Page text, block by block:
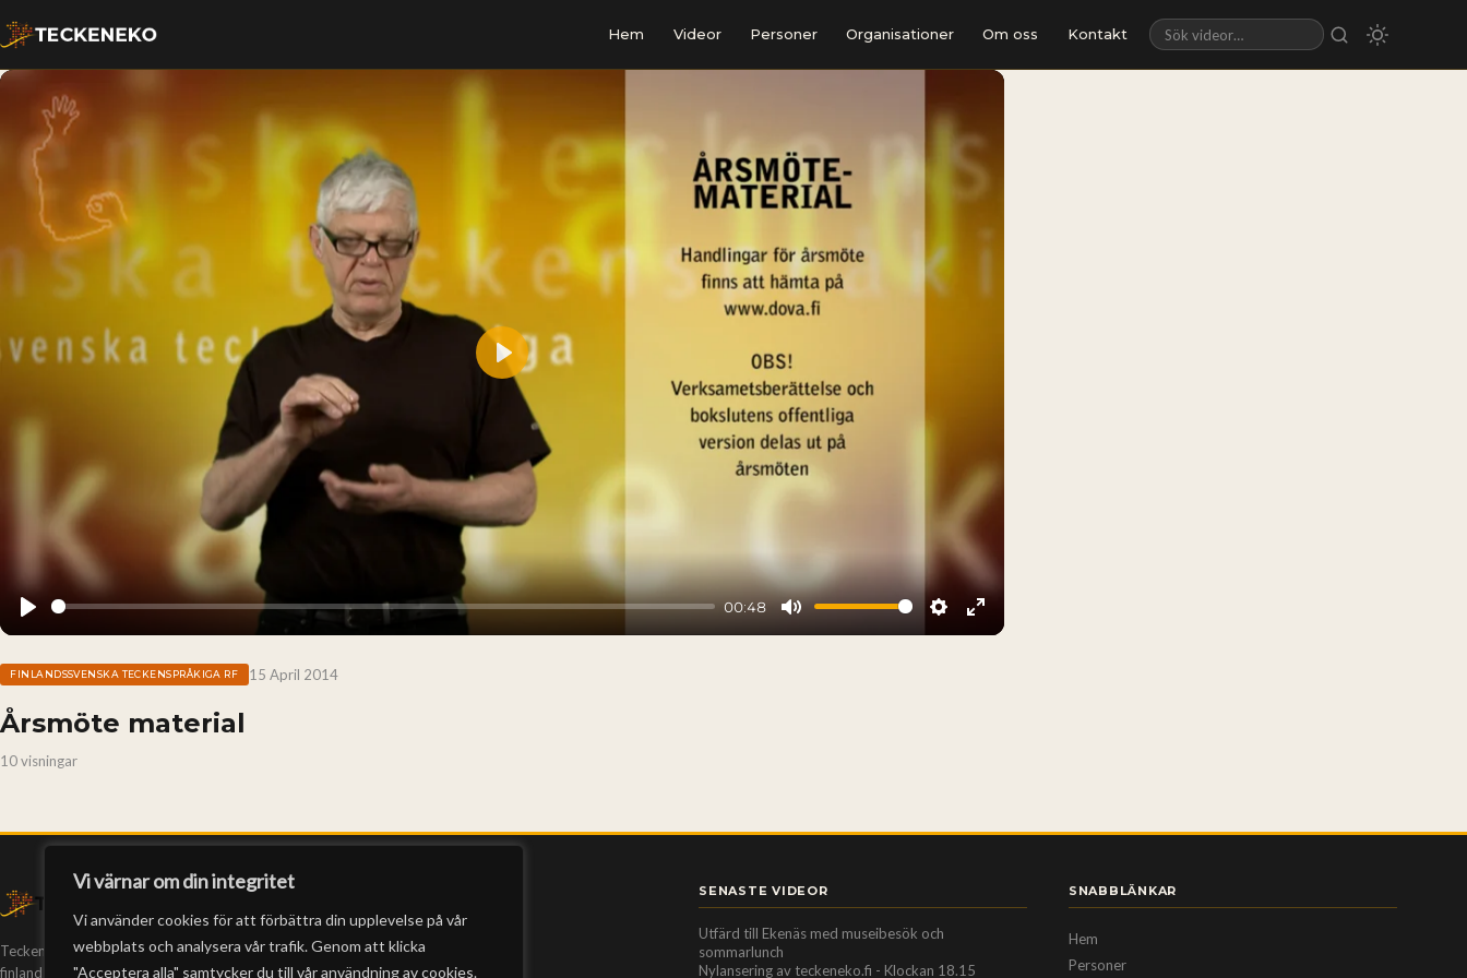
Vi värnar om din integritet
Vi använder cookies för att förbättra din upplevelse på vår
webbplats och analysera vår trafik. Genom att klicka
"Acceptera alla" samtycker du till vår användning av cookies.
Hem Videor Personer Organisationer Om oss Kontakt
Sök videor
00:48
Mute Settings
Enter
Play
FINLANDSSVENSKA TECKENSPRÅKIGA RF 15 April 2014
Årsmöte material
10 visningar
Teckeneko är Finlands enda webb-tv på
finlandssvenskt teckenspråk. Vi har producerat
SENASTE VIDEOR
Utfärd till Ekenäs med museibesök och
sommarlunch
Nylansering av teckeneko.fi - Klockan 18.15
SNABBLÄNKAR
Hem
Personer